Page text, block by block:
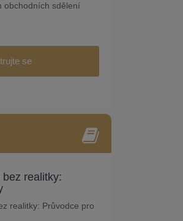
obchodních sdělení
realitky: